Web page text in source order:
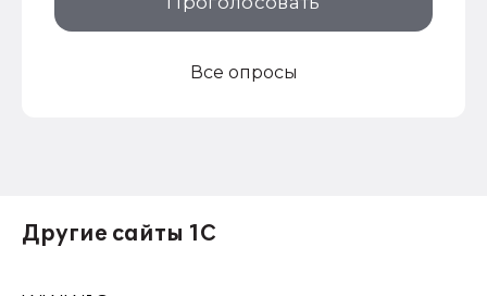
Все опросы
Другие сайты 1С